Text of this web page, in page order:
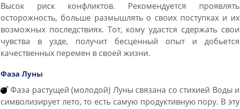
Высок риск конфликтов. Рекомендуется проявлять
осторожность, больше размышлять о своих поступках и их
возможных последствиях. Тот, кому удастся сдержать свои
чувства в узде, получит бесценный опыт и добьется
качественных перемен в своей жизни.
Фаза Луны
Фаза растущей (молодой) Луны связана со стихией Воды и
символизирует лето, то есть самую продуктивную пору. В эту